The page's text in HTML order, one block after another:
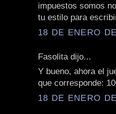
impuestos somos
tu estilo para
18 DE ENERO
Fasolita dijo...
Y bueno, ahora el
que corresponde:
18 DE ENERO